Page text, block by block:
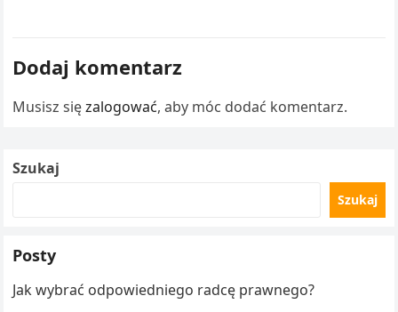
Dodaj komentarz
Musisz sięzalogować, aby móc dodać komentarz.
Szukaj
Szukaj
Posty
Jak wybrać odpowiedniego radcę prawnego?